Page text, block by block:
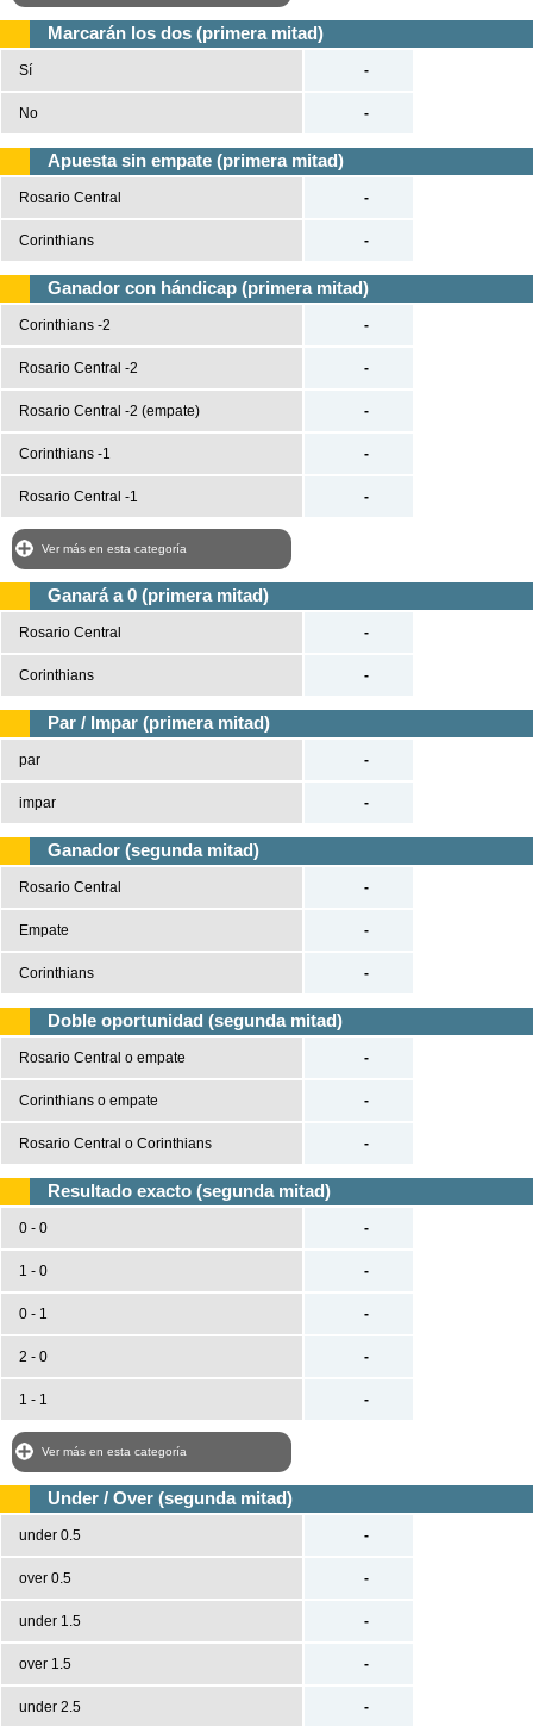
Marcarán los dos (primera mitad)
Sí
No
-
-
Apuesta sin empate (primera mitad)
Rosario Central
Corinthians
-
-
Ganador con hándicap (primera mitad)
Corinthians -2
Rosario Central -2
Rosario Central -2 (empate)
Corinthians -1
Rosario Central -1
-
-
-
-
-
Ver más en esta categoría
Ganará a 0 (primera mitad)
Rosario Central
Corinthians
-
-
Par / Impar (primera mitad)
par
impar
-
-
Ganador (segunda mitad)
Rosario Central
Empate
Corinthians
-
-
-
Doble oportunidad (segunda mitad)
Rosario Central o empate
Corinthians o empate
Rosario Central o Corinthians
-
-
-
Resultado exacto (segunda mitad)
0 - 0
1 - 0
0 - 1
2 - 0
1 - 1
-
-
-
-
-
Ver más en esta categoría
Under / Over (segunda mitad)
under 0.5
over 0.5
under 1.5
over 1.5
under 2.5
-
-
-
-
-